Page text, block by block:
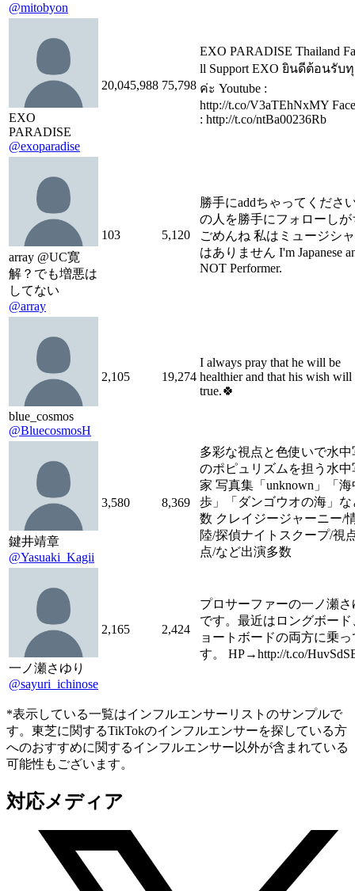
@mitobyon
EXO
PARADISE
@exoparadise
20,045,988 75,798
EXO PARADISE Thailand
ll Support EXO ยินดีต้อนรับ
ค่ะ Youtube :
http://t.co/V3aTEhNxMY
: http://t.co/ntBa00236R­b
array @UC寛
解？でも増悪は
してない
@array
103 5,120
勝手にaddちゃってくださ
の人を勝手にフォローしが
ごめんね 私はミュージシ
はありません I'm Japanese
NOT Performer.
blue_cosmos
@BluecosmosH
2,105 19,274
I always pray that he will be
healthier and that his wish will
true.🍀
鍵井靖章
@Yasuaki_Kagii
3,580 8,369
多彩な視点と色使いで水中
のポピュリズムを担う水中
家 写真集「unknown」「海
歩」「ダンゴウオの海」な
数 クレイジージャーニー/
陸/探偵ナイトスクープ/視
点/など出演多数
一ノ瀬さゆり
@sayuri_ichinose
2,165 2,424
プロサーファーの一ノ瀬さ
です。最近はロングボード
ョートボードの両方に乗っ
す。 HP→http://t.co/
*表示している一覧はインフルエンサーリストのサンプルで
す。東芝に関するTikTokのインフルエンサーを探している方
へのおすすめに関するインフルエンサー以外が含まれている
可能性もございます。
対応メディア